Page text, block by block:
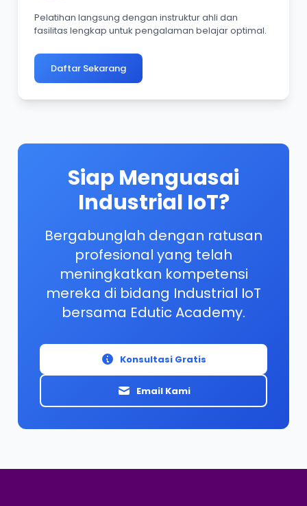
Pelatihan langsung dengan instruktur ahli dan
fasilitas lengkap untuk pengalaman belajar optimal.
Daftar Sekarang
Siap Menguasai
Industrial IoT?
Bergabunglah dengan ratusan
profesional yang telah
meningkatkan kompetensi
mereka di bidang Industrial IoT
bersama Edutic Academy.
Konsultasi Gratis
Email Kami